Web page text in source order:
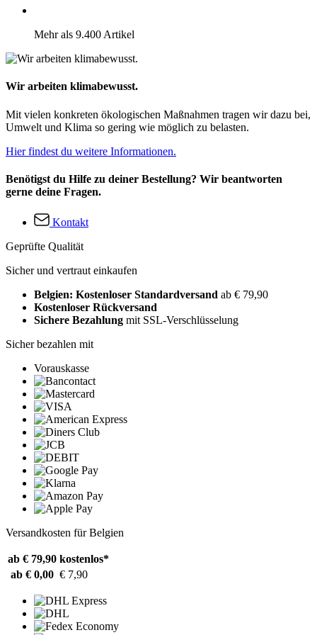
Mehr als 9.400 Artikel
Wir arbeiten klimabewusst.
Mit vielen konkreten ökologischen Maßnahmen tragen wir dazu bei,
Umwelt und Klima so gering wie möglich zu belasten.
Hier findest du weitere Informationen.
Benötigst du Hilfe zu deiner Bestellung? Wir beantworten
gerne deine Fragen.
Kontakt
Geprüfte Qualität
Sicher und vertraut einkaufen
Belgien: Kostenloser Standardversand ab € 79,90
Kostenloser Rückversand
Sichere Bezahlung mit SSL-Verschlüsselung
Sicher bezahlen mit
Vorauskasse
Versandkosten für Belgien
ab € 79,90 kostenlos*
ab € 0,00 € 7,90